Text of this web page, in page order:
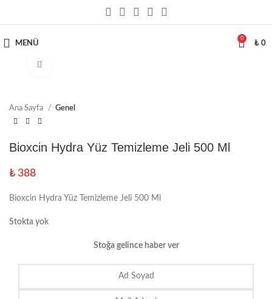
MENÜ
0
₺ 0
Ana Sayfa Genel
Bioxcin Hydra Yüz Temizleme Jeli 500 Ml
₺ 388
Bioxcin Hydra Yüz Temizleme Jeli 500 Ml
Stokta yok
Stoğa gelince haber ver